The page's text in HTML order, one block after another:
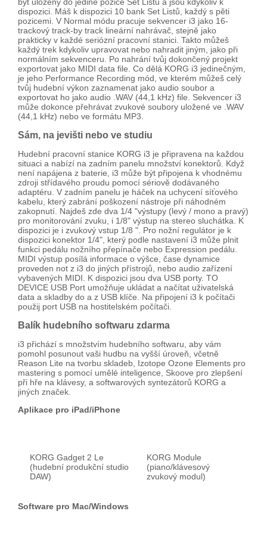
dispozici. Máš k dispozici 10 bank Set Listů, každý s pěti
pozicemi. V Normal módu pracuje sekvencer i3 jako 16-
trackový track-by track lineární nahrávač, stejně jako
prakticky v každé seriózní pracovní stanici. Takto můžeš
každý trek kdykoliv upravovat nebo nahradit jiným, jako při
normálním sekvenceru. Po nahrání tvůj dokončený projekt
exportovat jako MIDI data file. Co dělá KORG i3 jedinečným,
je jeho Performance Recording mód, ve kterém můžeš celý
tvůj hudební výkon zaznamenat jako audio soubor a
exportovat ho jako audio .WAV (44,1 kHz) file. Sekvencer i3
může dokonce přehrávat zvukové soubory uložené ve .WAV
(44,1 kHz) nebo ve formátu MP3.
Sám, na jevišti nebo ve studiu
Hudební pracovní stanice KORG i3 je připravena na každou
situaci a nabízí na zadním panelu množství konektorů. Když
není napájena z baterie, i3 může být připojena k vhodnému
zdroji střídavého proudu pomocí sériově dodávaného
adaptéru. V zadním panelu je háček na uchycení síťového
kabelu, který zabrání poškození nástroje při náhodném
zakopnutí. Najdeš zde dva 1/4 "výstupy (levý / mono a pravý)
pro monitorování zvuku, i 1/8" výstup na stereo sluchátka. K
dispozici je i zvukový vstup 1/8 ". Pro nožní regulátor je k
dispozici konektor 1/4", který podle nastavení i3 může plnit
funkci pedálu nožního přepínače nebo Expression pedálu.
MIDI výstup posílá informace o výšce, čase dynamice
proveden not z i3 do jiných přístrojů, nebo audio zařízení
vybavených MIDI. K dispozici jsou dva USB porty. TO
DEVICE USB Port umožňuje ukládat a načítat uživatelská
data a skladby do a z USB klíče. Na připojení i3 k počítači
použij port USB na hostitelském počítači.
Balík hudebního softwaru zdarma
i3 přichází s množstvím hudebního softwaru, aby vám
pomohl posunout vaši hudbu na vyšší úroveň, včetně
Reason Lite na tvorbu skladeb, Izotope Ozone Elements pro
mastering s pomocí umělé inteligence, Skoove pro zlepšení
při hře na klávesy, a softwarových syntezátorů KORG a
jiných značek.
Aplikace pro iPad/iPhone
KORG Gadget 2 Le
(hudební produkční studio
DAW)
KORG Module
(piano/klávesový
zvukový modul)
Software pro Mac/Windows